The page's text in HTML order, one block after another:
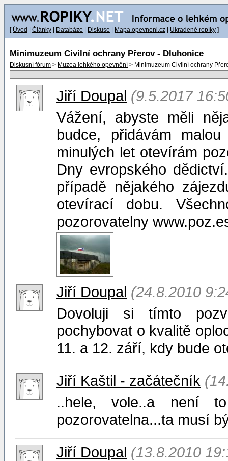
[ Úvod Články Databáze Diskuse Mapa.opevneni.cz Ukradené ropíky ]
Minimuzeum Civilní ochrany Přerov - Dluhonice
Diskusní fórum > Muzea lehkého opevnění > Minimuzeum Civilní ochrany
Jiří Doupal (9.5.2017
Vážení, abyste měli
budce, přidávám
minulých let otevírám
Dny evropského
případě nějakého
otevírací dobu.
pozorovatelny
Jiří Doupal (24.8.2010
Dovoluji si tímto
pochybovat o kvalitě
11. a 12. září, kdy bude
Jiří Kaštil - začátečník
..hele, vole..a není to
pozorovatelna...ta musí
Jiří Doupal (13.8.2010